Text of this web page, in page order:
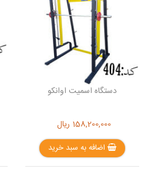
دستگاه اسمیت اوانکو
158,200,000 ریال
اضافه به سبد خرید